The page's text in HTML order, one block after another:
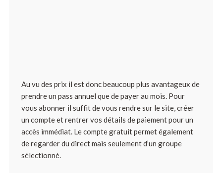
Au vu des prix il est donc beaucoup plus avantageux de
prendre un pass annuel que de payer au mois. Pour
vous abonner il suffit de vous rendre sur le site, créer
un compte et rentrer vos détails de paiement pour un
accès immédiat. Le compte gratuit permet également
de regarder du direct mais seulement d’un groupe
sélectionné.